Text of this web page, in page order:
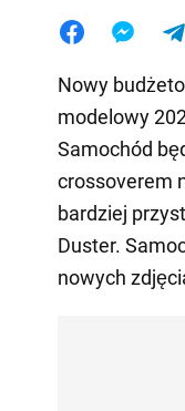
Nowy
modelowy
Samochód
crossoverem
bardziej
Duster.
nowych